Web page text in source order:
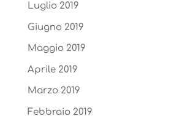
Luglio 2019
Giugno 2019
Maggio 2019
Aprile 2019
Marzo 2019
Febbraio 2019